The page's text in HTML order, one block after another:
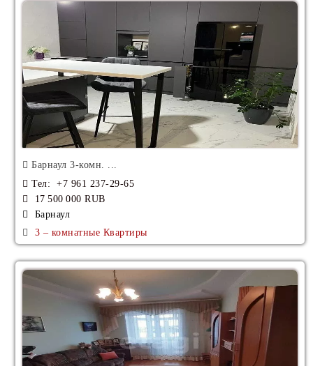
Барнаул 3-комн. ...
Тел: +7 961 237-29-65
17 500 000 RUB
Барнаул
3 – комнатные Квартиры